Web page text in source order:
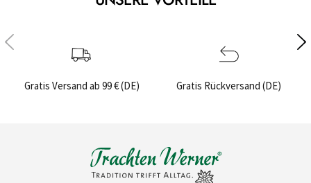
Gratis Versand ab 99 € (DE) Gratis Rückversand (DE)